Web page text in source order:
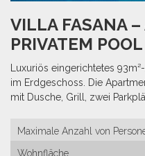
VILLA FASANA
PRIVATEM POOL
Luxuriös eingerichtetes
im Erdgeschoss. Die
mit Dusche, Grill, zwei
Maximale Anzahl von
Wohnfläche